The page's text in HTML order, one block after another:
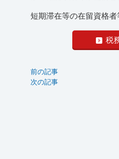
短期滞在等の在留資格者
税
前の記事
次の記事